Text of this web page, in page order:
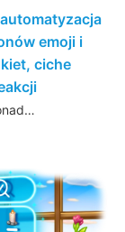
emoji i
ciche